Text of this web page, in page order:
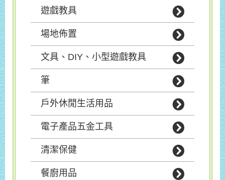
遊戲教具
場地佈置
文具、DIY、小型遊戲教具
筆
戶外休閒生活用品
電子產品五金工具
清潔保健
餐廚用品